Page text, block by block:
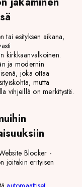
tai esityksen aikana,
kirkkaanvalkoinen.
ja modernin
joka ottaa
mutta
vihjeillä on merkitystä.
Blocker -
joitakin erityisen